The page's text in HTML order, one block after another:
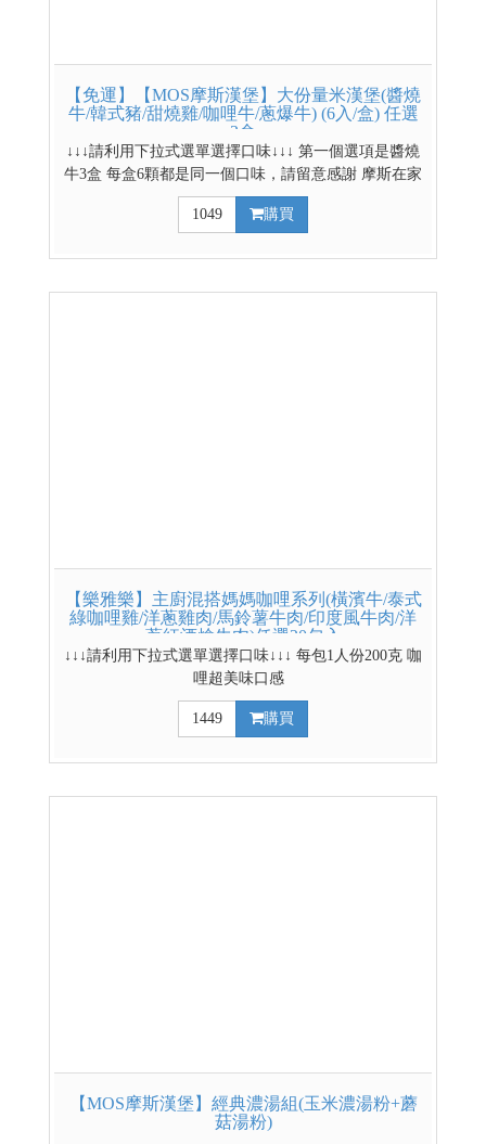
【免運】【MOS摩斯漢堡】大份量米漢堡(醬燒
牛/韓式豬/甜燒雞/咖哩牛/蔥爆牛) (6入/盒) 任選
3盒
↓↓↓請利用下拉式選單選擇口味↓↓↓ 第一個選項是醬燒
牛3盒 每盒6顆都是同一個口味，請留意感謝 摩斯在家
吃的到 大份量，2分鐘滿足味與胃 嚴選台南11號米
製作而成 品保層層把關，美味又安心 *低溫配送商品
1049 購買
【樂雅樂】主廚混搭媽媽咖哩系列(橫濱牛/泰式
綠咖哩雞/洋蔥雞肉/馬鈴薯牛肉/印度風牛肉/洋
蔥紅酒燴牛肉)任選20包入
↓↓↓請利用下拉式選單選擇口味↓↓↓ 每包1人份200克 咖
哩超美味口感
1449 購買
【MOS摩斯漢堡】經典濃湯組(玉米濃湯粉+蘑
菇湯粉)